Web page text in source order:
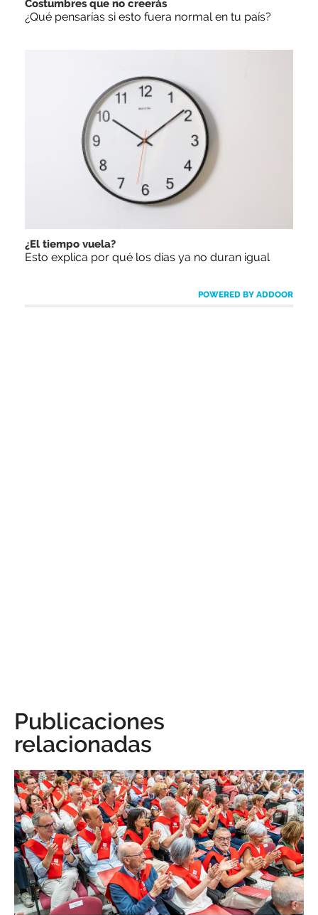
Costumbres que no creerás
¿Qué pensarías si esto fuera normal en tu país?
¿El tiempo vuela?
Esto explica por qué los días ya no duran igual
POWERED BY ADDOOR
Publicaciones
relacionadas